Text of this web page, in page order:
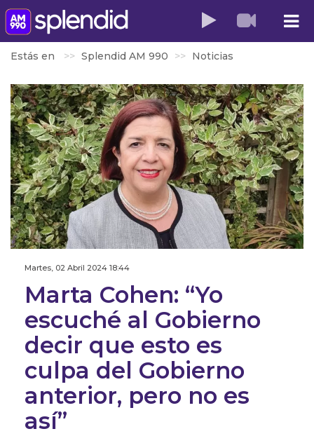
Estás en Splendid AM 990 Noticias
Martes, 02 Abril 2024 18:44
Marta Cohen: “Yo
escuché al Gobierno
decir que esto es
culpa del Gobierno
anterior, pero no es
así”